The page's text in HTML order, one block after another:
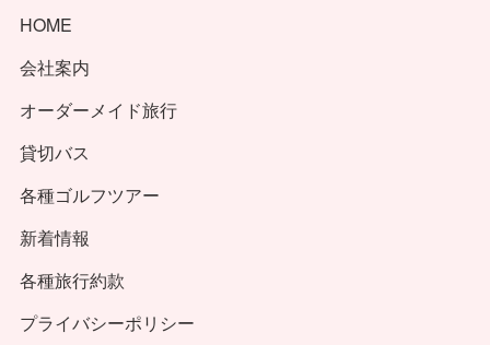
HOME
会社案内
オーダーメイド旅行
貸切バス
各種ゴルフツアー
新着情報
各種旅行約款
プライバシーポリシー